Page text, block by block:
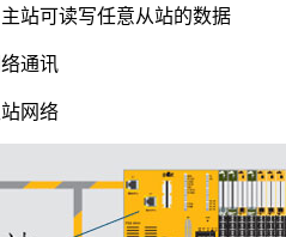
站可读写任意从站的数据
通讯
网络